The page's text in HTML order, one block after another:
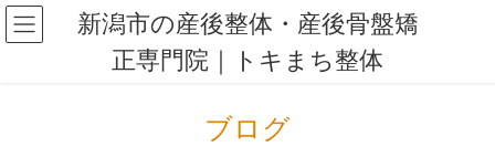
コ
ン
ナ
ビ
新潟市の産後整体・産後骨盤矯
正専門院｜トキまち整体
ブログ